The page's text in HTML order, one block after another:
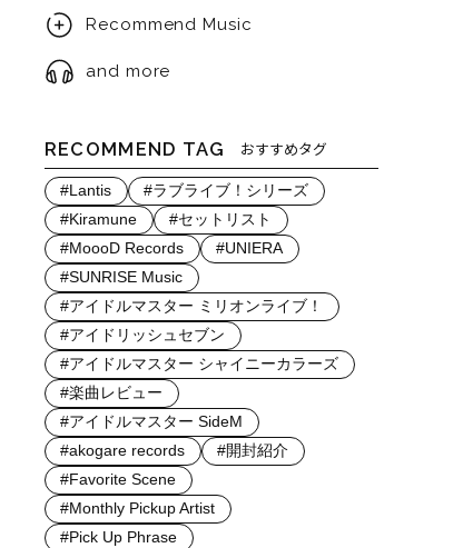
Recommend Music
and more
RECOMMEND TAG おすすめタグ
#Lantis
#ラブライブ！シリーズ
#Kiramune
#セットリスト
#MoooD Records
#UNIERA
#SUNRISE Music
#アイドルマスター ミリオンライブ！
#アイドリッシュセブン
#アイドルマスター シャイニーカラーズ
#楽曲レビュー
#アイドルマスター SideM
#akogare records
#開封紹介
#Favorite Scene
#Monthly Pickup Artist
#Pick Up Phrase